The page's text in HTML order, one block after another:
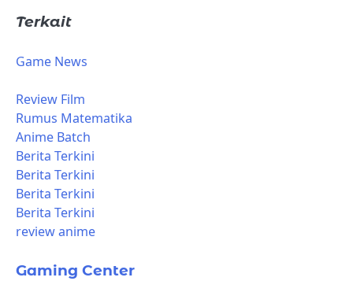
Terkait
Game News
Review Film
Rumus Matematika
Anime Batch
Berita Terkini
Berita Terkini
Berita Terkini
Berita Terkini
review anime
Gaming Center